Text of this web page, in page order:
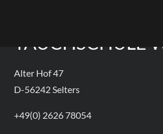
TAUCHSCHULE
Alter Hof 47
D-56242 Selters
+49(0) 2626 78054